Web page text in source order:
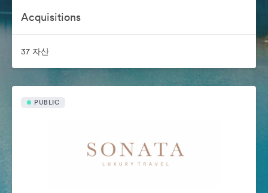
Acquisitions
37 자산
PUBLIC